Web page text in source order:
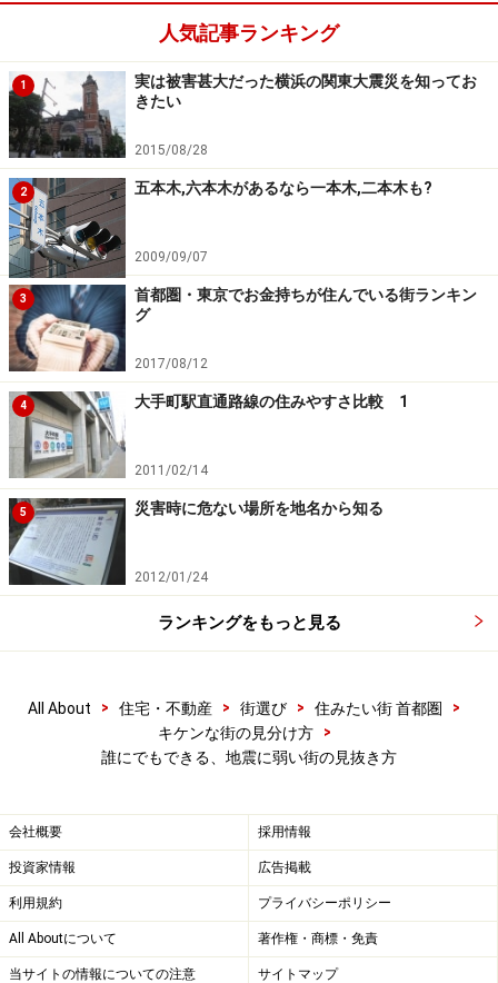
ことがあり、車で走ってみると路面が波打ってでこぼこ
だったりするのです。同様にマンホールの蓋だけが道路
からぼこっと出ている、路面がひび割れている、電柱が
垂直に立っておらず、あちこちを向いているなども危険
信号です。
雑木林、畑、寺社仏閣は
安全地盤の指標
水田は？、畑は◎と覚えておけば間違いは少なくて済む
はず
逆に安全な地盤は水の溜まりにくい高台ということにな
りますが、その指標となるのが植物です。多くの野菜や
樹木は水はけの悪い土地では根腐れを起こしてしまい、
うまく育ちません。そこで、雑木林や畑があるような場
所は水はけの良い場所といえるわけです。ちなみに根元
が水に浸かって生育する葦その他の湿地性植物、樹木で
はハンノキ、ヌマスギなどが見られる場合には×。危険で
ちなみに私が住んでいる祐天寺では一番高いところにあ
るのが古刹祐天寺
地震、水害その他の危険が少ない高い場所に殿様を始め
とする偉い人が住み、寺社仏閣などが作られてきたから
です。そのうち、殿様の屋敷や城などはあまり残されて
いませんが、寺社仏閣の多くは今も健在。目安としては
非常に分かりやすいわけです。
人気記事ランキング
1
実は被害甚大だった横浜の関東大震災を知ってお
きたい
2015/08/28
2 五本木,六本木があるなら一本木,二本木も?
2009/09/07
3
首都圏・東京でお金持ちが住んでいる街ランキン
グ
2017/08/12
4 大手町駅直通路線の住みやすさ比較 1
2011/02/14
5 災害時に危ない場所を地名から知る
2012/01/24
ランキングをもっと見る
All About > 住宅・不動産 > 街選び > 住みたい街 首都圏
>
キケンな街の見分け方
>
誰にでもできる、地震に弱い街の見抜き方
会社概要 採用情報
投資家情報 広告掲載
利用規約 プライバシーポリシー
All Aboutについて 著作権・商標・免責
当サイトの情報についての注意 サイトマップ